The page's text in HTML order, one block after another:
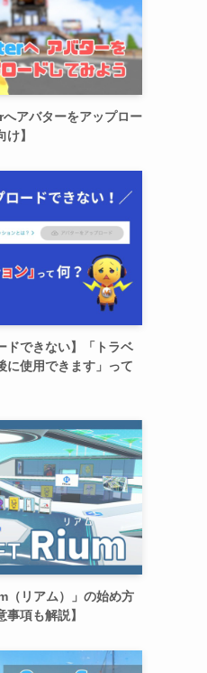
アバターをアップロー
】
ドできない】「トラベ
に使用できます」って
（リアム）」の始め方
事項も解説】